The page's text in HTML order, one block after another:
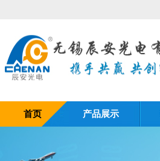
首页 产品展示